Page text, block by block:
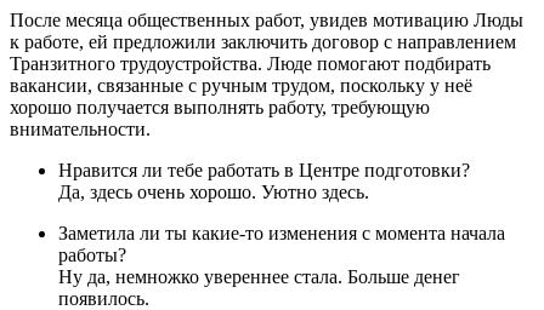
После месяца общественных работ, увидев мотивацию Люды
к работе, ей предложили заключить договор с направлением
Транзитного трудоустройства. Люде помогают подбирать
вакансии, связанные с ручным трудом, поскольку у неё
хорошо получается выполнять работу, требующую
внимательности.
Нравится ли тебе работать в Центре подготовки?
Да, здесь очень хорошо. Уютно здесь.
Заметила ли ты какие-то изменения с момента начала
работы?
Ну да, немножко увереннее стала. Больше денег
появилось.